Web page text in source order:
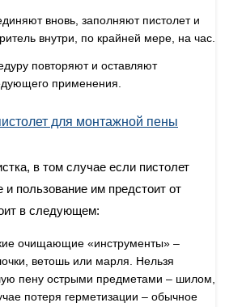
вновь, заполняют пистолет и
внутри, по крайней мере, на час.
повторяют и оставляют
применения.
в том случае если пистолет
и пользование им предстоит от
в следующем:
очищающие «инструменты» –
ветошь или марля. Нельзя
пену острыми предметами – шилом,
потеря герметизации – обычное